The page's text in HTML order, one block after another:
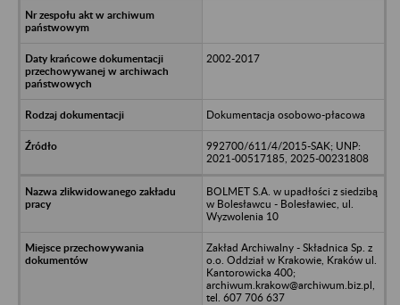
2002-2017
Dokumentacja osobowo-płacowa
992700/611/4/2015-SAK; UNP:
2021-00517185, 2025-00231808
BOLMET S.A. w upadłości z siedzibą
w Bolesławcu - Bolesławiec, ul.
Wyzwolenia 10
Zakład Archiwalny - Składnica Sp. z
o.o. Oddział w Krakowie, Kraków ul.
Kantorowicka 400;
archiwum.krakow@archiwum.biz.pl,
tel. 607 706 637